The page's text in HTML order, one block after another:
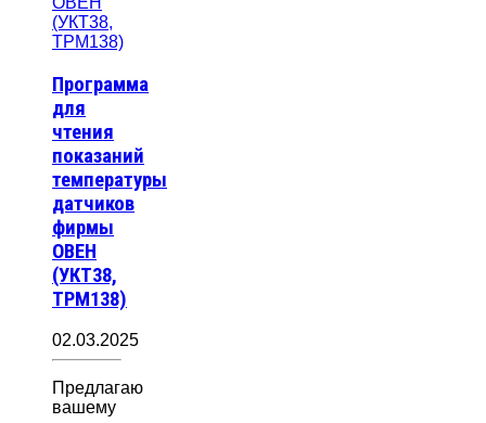
Программа
для
чтения
показаний
температуры
датчиков
фирмы
ОВЕН
(УКТ38,
ТРМ138)
02.03.2025
Предлагаю
вашему